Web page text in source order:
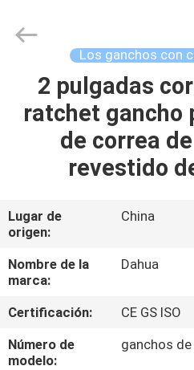
HOGAR
PRODUCTOS
NOSOTROS
VIAJE
DE
LA
FÁBRICA
Los ganchos con
2 pulgadas
ratchet gancho
de correa
revestido
Lugar de
origen:
China
Nombre de la
marca:
Dahua
Certificación:
CE GS ISO
Número de
modelo:
ganchos